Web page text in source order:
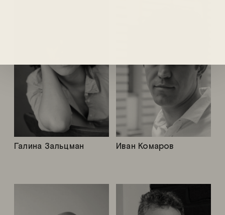
Иван Комаров
Галина Зальцман